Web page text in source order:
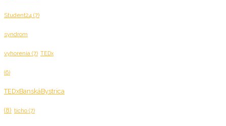
Student24 (7)
syndrom
vyhorenia (7) TEDx
(6)
TEDxBanskáBystrica
(8) ticho (7)